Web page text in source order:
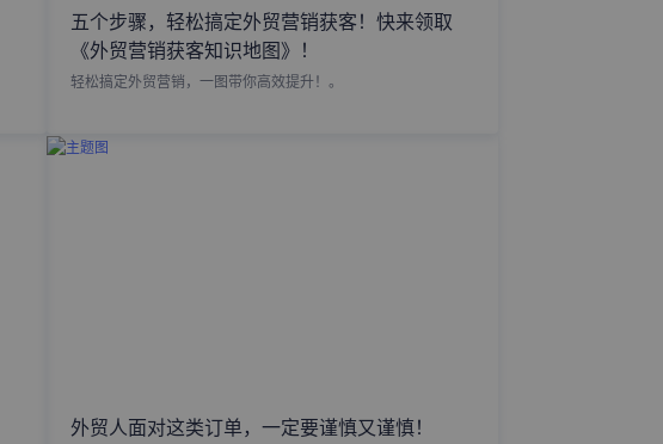
五个步骤，轻松搞定外贸营销获客！快来领取
《外贸营销获客知识地图》！
轻松搞定外贸营销，一图带你高效提升！。
外贸人面对这类订单，一定要谨慎又谨慎！